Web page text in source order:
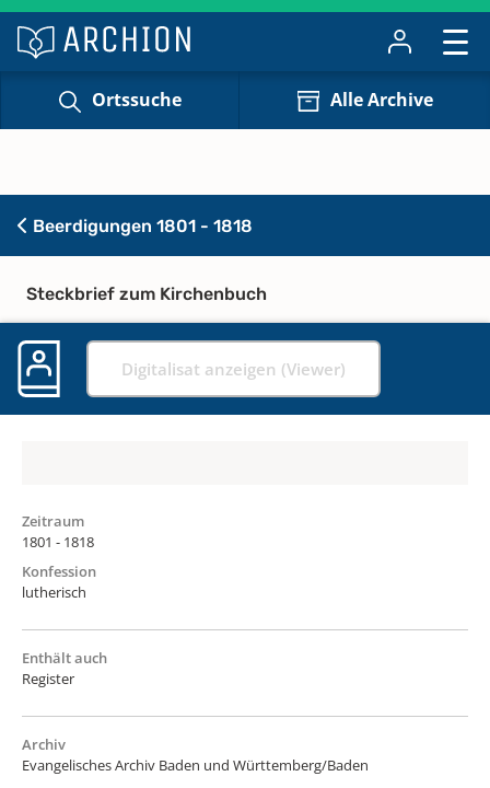
Ortssuche Alle Archive
Beerdigungen 1801 - 1818
Steckbrief zum Kirchenbuch
Digitalisat anzeigen (Viewer)
Zeitraum
1801 - 1818
Konfession
lutherisch
Enthält auch
Register
Archiv
Evangelisches Archiv Baden und Württemberg/Baden